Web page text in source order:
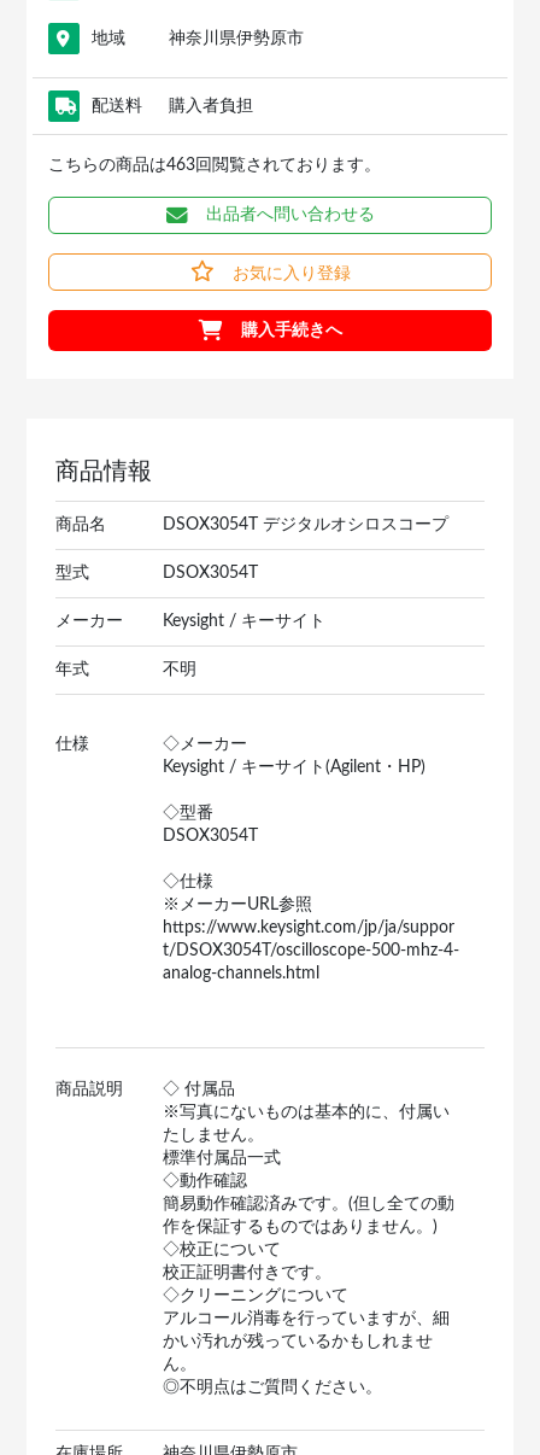
地域 神奈川県伊勢原市
配送料 購入者負担
こちらの商品は463回閲覧されております。
出品者へ問い合わせる
お気に入り登録
購入手続きへ
商品情報
商品名 DSOX3054T デジタルオシロスコープ
型式 DSOX3054T
メーカー Keysight / キーサイト
年式 不明
仕様
◇メーカー
Keysight / キーサイト(Agilent・HP)
◇型番
DSOX3054T
◇仕様
※メーカーURL参照
https://www.keysight.com/jp/ja/suppor
t/DSOX3054T/oscilloscope-500-mhz-4-
analog-channels.html
商品説明
◇ 付属品
※写真にないものは基本的に、付属い
たしません。
標準付属品一式
◇動作確認
簡易動作確認済みです。(但し全ての動
作を保証するものではありません。)
◇校正について
校正証明書付きです。
◇クリーニングについて
アルコール消毒を行っていますが、細
かい汚れが残っているかもしれませ
ん。
◎不明点はご質問ください。